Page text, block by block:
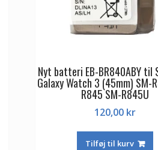
Nyt batteri EB-BR840ABY til
Galaxy Watch 3 (45mm) SM-
R845 SM-R845U
120,00 kr
Tilføj til kurv